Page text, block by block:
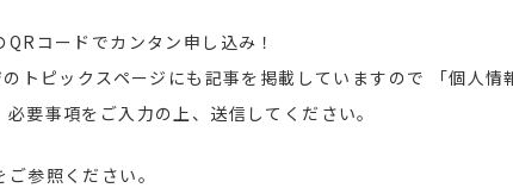
コードでカンタン申し込み！
トピックスページにも記事を掲載していますので 「個人情
要事項をご入力の上、送信してください。
参照ください。